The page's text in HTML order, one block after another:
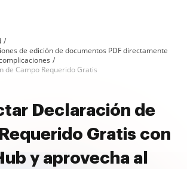
de edición de documentos PDF directamente
de Campo Requerido Gratis
Declaración de
Gratis con
y aprovecha al